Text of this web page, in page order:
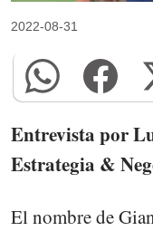
2022-08-31
Entrevista por
Estrategia &
El nombre de